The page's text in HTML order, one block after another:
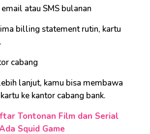
atau SMS bulanan
billing statement rutin, kartu
cabang
lanjut, kamu bisa membawa
ke kantor cabang bank.
Tontonan Film dan Serial
Squid Game